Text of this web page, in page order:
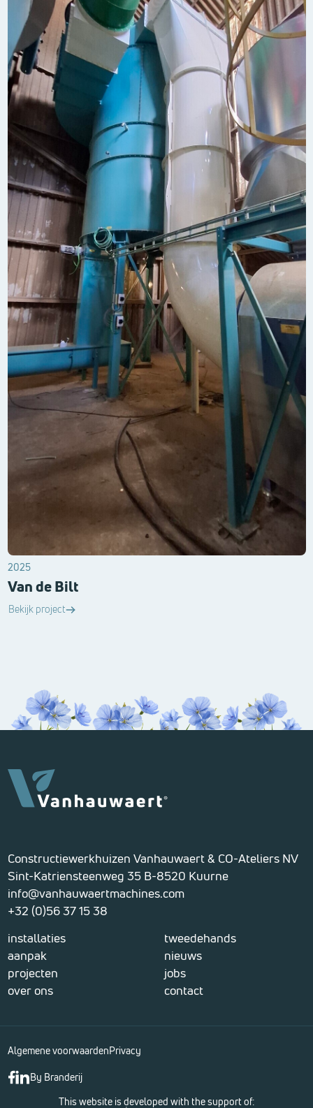
2025
Van de Bilt
Bekijk project
Constructiewerkhuizen Vanhauwaert & CO-Ateliers NV
Sint-Katriensteenweg 35 B-8520 Kuurne
info@vanhauwaertmachines.com
+32 (0)56 37 15 38
installaties
aanpak
projecten
over ons
tweedehands
nieuws
jobs
contact
Algemene voorwaardenPrivacy
By Branderij
This website is developed with the support of: